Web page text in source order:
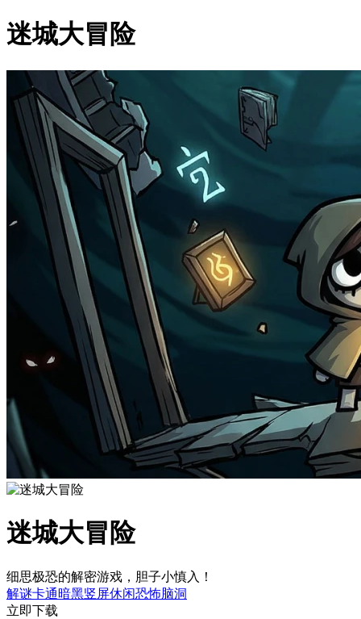
迷城大冒险
迷城大冒险
细思极恐的解密游戏，胆子小慎入！
解谜卡通暗黑竖屏休闲恐怖脑洞
立即下载